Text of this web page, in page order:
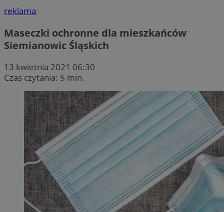
reklama
Maseczki ochronne dla mieszkańców
Siemianowic Śląskich
13 kwietnia 2021 06:30
Czas czytania: 5 min.